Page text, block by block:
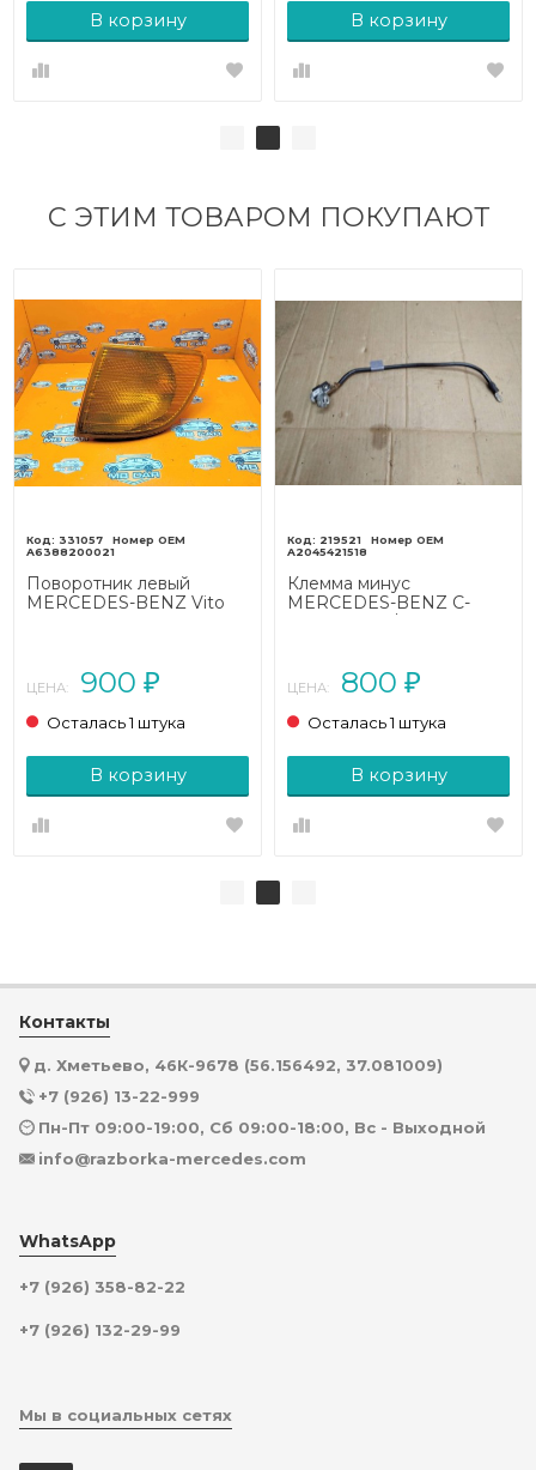
В корзину В корзину
С ЭТИМ ТОВАРОМ ПОКУПАЮТ
331057
A6388200021
Поворотник левый
MERCEDES-BENZ Vito
ЦЕНА: 900 ₽
Осталась 1 штука
В корзину
219521
A2045421518
Клемма минус
MERCEDES-BENZ C-
класс W204/S204 (2006 -
ЦЕНА: 800 ₽
Осталась 1 штука
В корзину
Контакты
д. Хметьево, 46К-9678 (56.156492, 37.081009)
+7 (926) 13-22-999
Пн-Пт 09:00-19:00, Сб 09:00-18:00, Вс - Выходной
info@razborka-mercedes.com
WhatsApp
+7 (926) 358-82-22
+7 (926) 132-29-99
Мы в социальных сетях